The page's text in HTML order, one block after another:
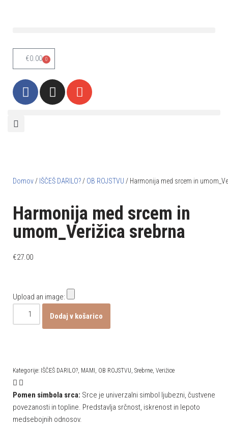
vsebino
€0.00 0
Domov / IŠČEŠ DARILO? / OB ROJSTVU / Harmonija med srcem in
Harmonija med srcem in
umom_Verižica srebrna
€27.00
Upload an image:
Dodaj v košarico
Kategorije: IŠČEŠ DARILO?, MAMI , OB ROJSTVU, Srebrne, Verižice
Pomen simbola srca: Srce je univerzalni simbol ljubezni, čustvene
povezanosti in topline. Predstavlja srčnost, iskrenost in lepoto
medsebojnih odnosov.